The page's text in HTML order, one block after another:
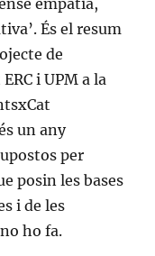
empatia,
És el resum
de
i UPM a la
un any
per
posin les bases
i de les
ho fa.